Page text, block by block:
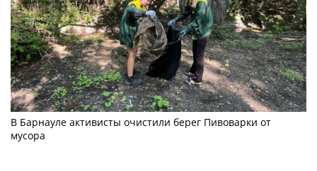
В Барнауле активисты очистили берег Пивоварки от
мусора